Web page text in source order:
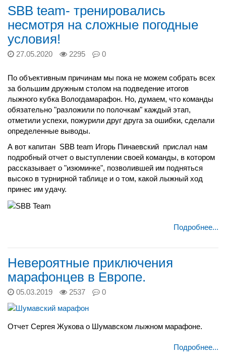
SBB team- тренировались
несмотря на сложные погодные
условия!
27.05.2020 2295 0
По объективным причинам мы пока не можем собрать всех
за большим дружным столом на подведение итогов
лыжного кубка Вологдамарафон. Но, думаем, что команды
обязательно "разложили по полочкам" каждый этап,
отметили успехи, пожурили друг друга за ошибки, сделали
определенные выводы.
А вот капитан SBB team Игорь Пинаевский прислал нам
подробный отчет о выступлении своей команды, в котором
рассказывает о "изюминке", позволившей им подняться
высоко в турнирной таблице и о том, какой лыжный ход
принес им удачу.
Подробнее...
Невероятные приключения
марафонцев в Европе.
05.03.2019 2537 0
Отчет Сергея Жукова о Шумавском лыжном марафоне.
Подробнее...